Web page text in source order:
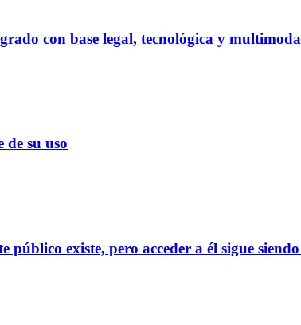
con base legal, tecnológica y
su uso
existe, pero acceder a él sigue